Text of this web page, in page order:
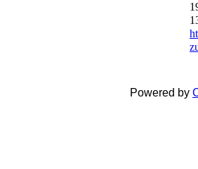
Powered by